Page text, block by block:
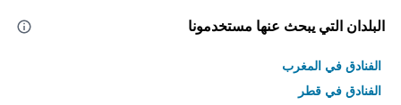
البلدان التي يبحث عنها مستخدمونا
الفنادق في المغرب
الفنادق في قطر